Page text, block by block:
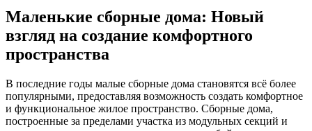
Маленькие сборные дома: Новый
взгляд на создание комфортного
пространства
В последние годы малые сборные дома становятся всё более
популярными, предоставляя возможность создать комфортное
и функциональное жилое пространство. Сборные дома,
построенные за пределами участка из модульных секций и